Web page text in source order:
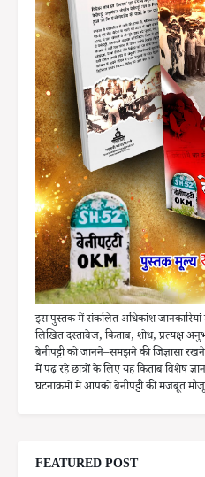
इस पुस्तक में संकलित अधिकांश
लिखित दस्तावेज, किताब, शोध, प्रत्यक्ष
बेनीपट्टी को जानने–समझने की जिज्ञासा
में पढ़ रहे छात्रों के लिए यह किताब विशेष
घटनाक्रमों में आपको बेनीपट्टी की मजबूत
FEATURED POST